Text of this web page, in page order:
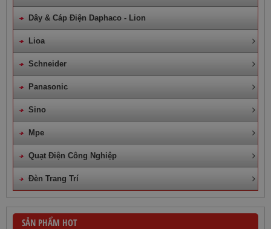
Dây & Cáp Điện Daphaco - Lion
Lioa
Schneider
Panasonic
Sino
Mpe
Quạt Điện Công Nghiệp
Đèn Trang Trí
SẢN PHẨM HOT